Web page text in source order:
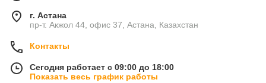
г. Астана
пр-т. Акжол 44, офис 37, Астана, Казахстан
Контакты
Сегодня работает с 09:00 до 18:00
Показать весь график работы